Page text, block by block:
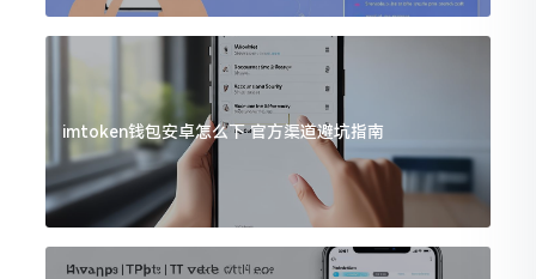
imtoken钱包安卓怎么下 官方渠道避坑指南